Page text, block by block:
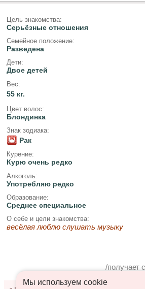
Цель знакомства:
Серьёзные отношения
Семейное положение:
Разведена
Дети:
Двое детей
Вес:
55 кг.
Цвет волос:
Блондинка
Знак зодиака:
Рак
Курение:
Курю очень редко
Алкоголь:
Употребляю редко
Образование:
Среднее специальное
О себе и цели знакомства:
весёлая люблю слушать музыку
/получает
Мы используем сookie